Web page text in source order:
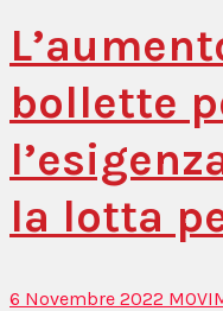
bollette
la lotta
6 Novembre 2022